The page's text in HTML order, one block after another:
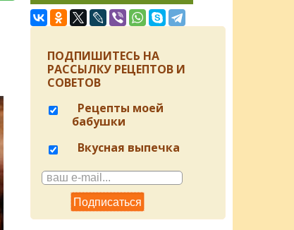
ПОДПИШИТЕСЬ НА
РАССЫЛКУ РЕЦЕПТОВ И
СОВЕТОВ
Рецепты моей
бабушки
Вкусная выпечка